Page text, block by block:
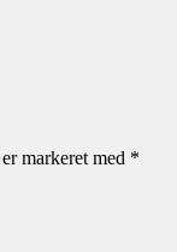
markeret med *